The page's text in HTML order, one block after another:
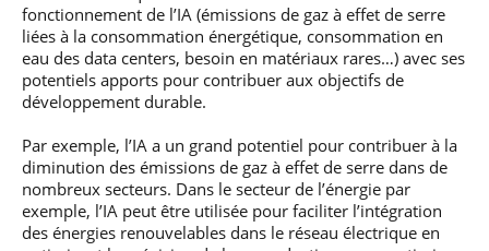
fonctionnement de l’IA (émissions de gaz à effet de serre
liées à la consommation énergétique, consommation en
eau des data centers, besoin en matériaux rares…) avec ses
potentiels apports pour contribuer aux objectifs de
développement durable.
Par exemple, l’IA a un grand potentiel pour contribuer à la
diminution des émissions de gaz à effet de serre dans de
nombreux secteurs. Dans le secteur de l’énergie par
exemple, l’IA peut être utilisée pour faciliter l’intégration
des énergies renouvelables dans le réseau électrique en